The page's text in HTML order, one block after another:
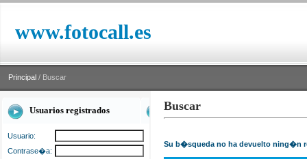
www.fotocall.es
Principal / Buscar
Usuarios registrados
Usuario:
Contrase�a:
Buscar
Su b�squeda no ha devuelto ning�n